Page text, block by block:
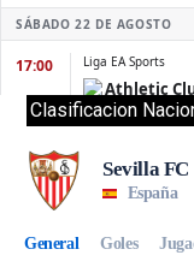
Clasificacion